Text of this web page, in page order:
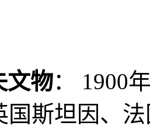
文物： 1900
国斯坦因、